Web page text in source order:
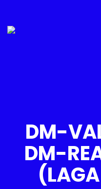
DM-
DM-